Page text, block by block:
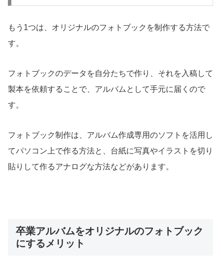
もう1つは、オリジナルのフォトブックを制作する方法で
す。
フォトブックのデータを自分たちで作り、それを入稿して
製本を依頼することで、アルバムとして手元に届くので
す。
フォトブック制作は、アルバム作成専用のソフトを活用し
てパソコン上で作る方法と、台紙に写真やイラストを切り
貼りして作るアナログな方法などがあります。
卒業アルバムをオリジナルのフォトブック
にするメリット